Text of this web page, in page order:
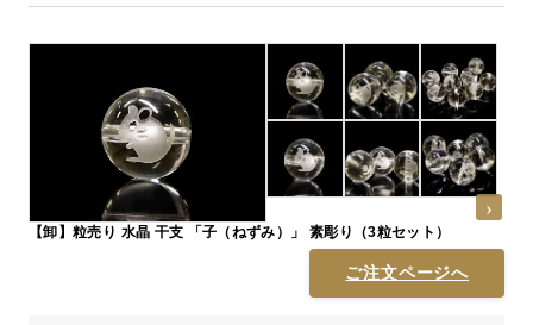
【卸】粒売り 水晶 干支 「子（ねずみ）」 素彫り（3粒セット）
ご注文ページへ